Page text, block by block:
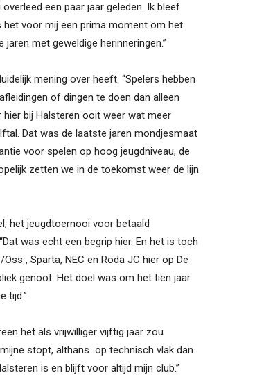
een paar jaar geleden. Ik bleef
het voor mij een prima moment om het
met geweldige herinneringen.”
mening over heeft. “Spelers hebben
of dingen te doen dan alleen
bij Halsteren ooit weer wat meer
Dat was de laatste jaren mondjesmaat
voor spelen op hoog jeugdniveau, de
zetten we in de toekomst weer de lijn
het jeugdtoernooi voor betaald
was echt een begrip hier. En het is toch
, Sparta, NEC en Roda JC hier op De
genoot. Het doel was om het tien jaar
tijd.”
het als vrijwilliger vijftig jaar zou
stopt, althans op technisch vlak dan.
is en blijft voor altijd mijn club.”